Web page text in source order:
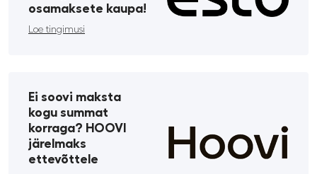
osamaksete kaupa!
Loe tingimusi
Ei soovi maksta
kogu summat
korraga? HOOVI
järelmaks
ettevõttele